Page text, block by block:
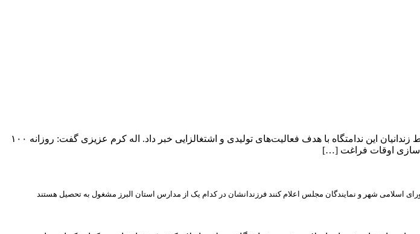
اله کرم عزیزی مدیر مجتمع ندامتگاهی قزلحصار کرج از تولید روزانه ۱۸ هزار عدد لامپ هالوژن توسط زندانیان این ندامتگاه با هدف فعالیت‌های تولیدی و اشتغالزایی خبر داد. اله کرم عزیزی گفت: روزانه ۱۰۰
سازی اوقات فراغت […]
اسلامی شهر و نمایندگان مجلس اعلام کنند فرزندانشان در کدام یک از مدارس استان البرز مشغول به تحصیل هستند